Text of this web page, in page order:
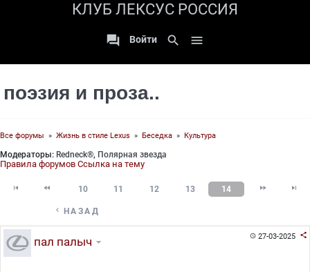
КЛУБ ЛЕКСУС РОССИЯ
 Войти search 
поэзия и проза..
Все форумы » Жизнь в стиле Lexus » Беседка » Культура
Модераторы: Redneck®, Полярная звезда
Правила форумов Ссылка на тему
  10 11 12 13 14  
 НАЗАД
27-03-2025 
пал палыч